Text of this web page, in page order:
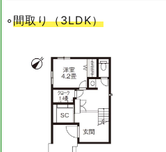
◦間取り（3LDK）